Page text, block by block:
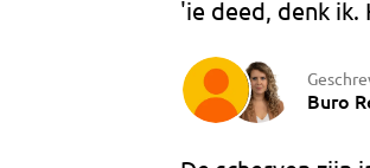
'ie deed, denk
Buro